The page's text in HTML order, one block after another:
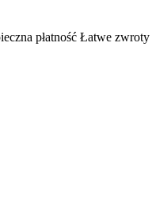
płatność Łatwe zwroty